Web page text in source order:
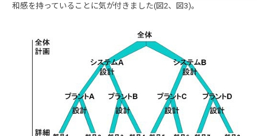
和感を持っていることに気が付きました(図2、図3)。